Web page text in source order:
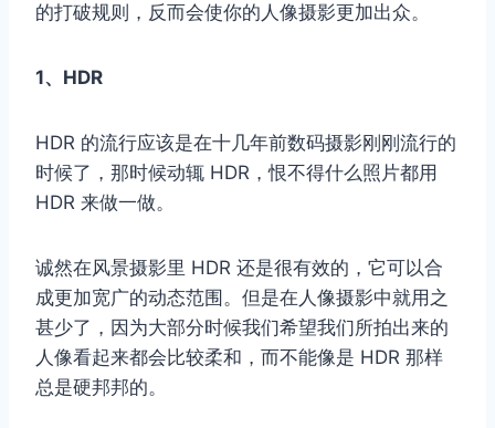
的打破规则，反而会使你的人像摄影更加出众。
1、HDR
HDR 的流行应该是在十几年前数码摄影刚刚流行的
时候了，那时候动辄 HDR，恨不得什么照片都用
HDR 来做一做。
诚然在风景摄影里 HDR 还是很有效的，它可以合
成更加宽广的动态范围。但是在人像摄影中就用之
甚少了，因为大部分时候我们希望我们所拍出来的
人像看起来都会比较柔和，而不能像是 HDR 那样
总是硬邦邦的。